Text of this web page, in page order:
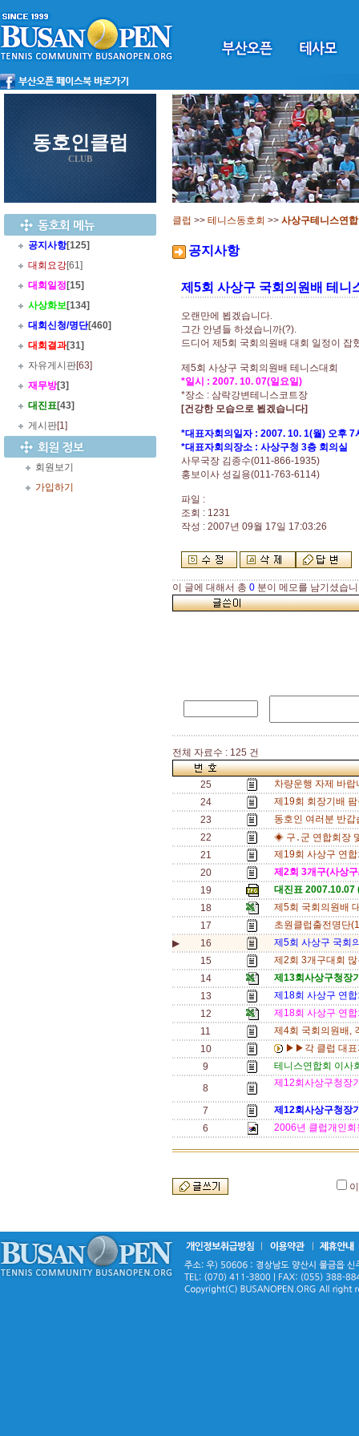
동호인클럽
CLUB
공지사항[125]
대회요강[61]
대회일정 [15]
사상화보[134]
대회신청/명단[460]
대회결과[31]
자유게시판[63]
재무방[3]
대진표[43]
게시판[1]
회원보기
가입하기
클럽 >> 테니스동호회 >> 사상구테니스연
공지사항
제5회 사상구 국회의원배 테니
오랜만에 뵙겠습니다.
그간 안녕들 하셨습니까(?).
드디어 제5회 국회의원배 대회 일정이 잡
제5회 사상구 국회의원배 테니스대회
*일시 : 2007. 10. 07(일요일)
*장소 : 삼락강변테니스코트장
[건강한 모습으로 뵙겠습니다]
*대표자회의일자 : 2007. 10. 1(월) 오후 7
*대표자회의장소 : 사상구청 3층 회의실
사무국장 김종수(011-866-1935)
홍보이사 성길용(011-763-6114)
파일 :
조회 : 1231
작성 : 2007년 09월 17일 17:03:26
이 글에 대해서 총 0 분이 메모를 남기셨습
전체 자료수 : 125 건
25
차량운행 자제 바
24
제19회 회장기배
23
동호인 여러분 반
22
◈ 구․군 연합회장
21
제19회 사상구 연
20
제2회 3개구(사상
19
대진표 2007.10.07
18
제5회 국회의원배
17
초원클럽출전명단
▶
16
제5회 사상구 국회
15
제2회 3개구대회
14
제13회사상구청장
13
제18회 사상구 연
12
제18회 사상구 연
11
제4회 국회의원배,
10
▶▶각 클럽 대표
9
테니스연합회 이사
8
제12회사상구청장
7
제12회사상구청장
6
2006년 클럽개인